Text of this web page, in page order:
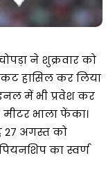
ने शुक्रवार को
हासिल कर लिया
में भी प्रवेश कर
मीटर भाला फेंका।
27 अगस्त को
का स्वर्ण